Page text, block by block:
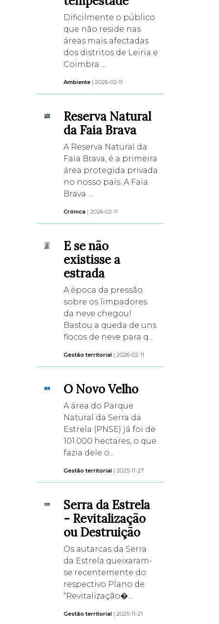
Dificilmente o público
que não reside nas
áreas mais afectadas
dos distritos de Leiria e
Coimbra ...
Ambiente | 2026-02-11
Reserva Natural
da Faia Brava
A Reserva Natural da
Faia Brava, é a primeira
área protegida privada
no nosso país. A Faia
Brava ...
Crónica | 2026-02-11
E se não
existisse a
estrada
A época da pressão
sobre os limpadores
da neve chegou!
Bastou a queda de uns
flocos de neve para q...
Gestão territorial | 2026-02-11
O Novo Velho
A área do Parque
Natural da Serra da
Estrela (PNSE) já foi de
101.000 hectares, o que
fazia dele o...
Gestão territorial | 2025-11-27
Serra da Estrela
- Revitalização
ou Destruição
Os autarcas da Serra
da Estrela queixaram-
se recentemente do
respectivo Plano de
“Revitalização�...
Gestão territorial | 2025-11-21